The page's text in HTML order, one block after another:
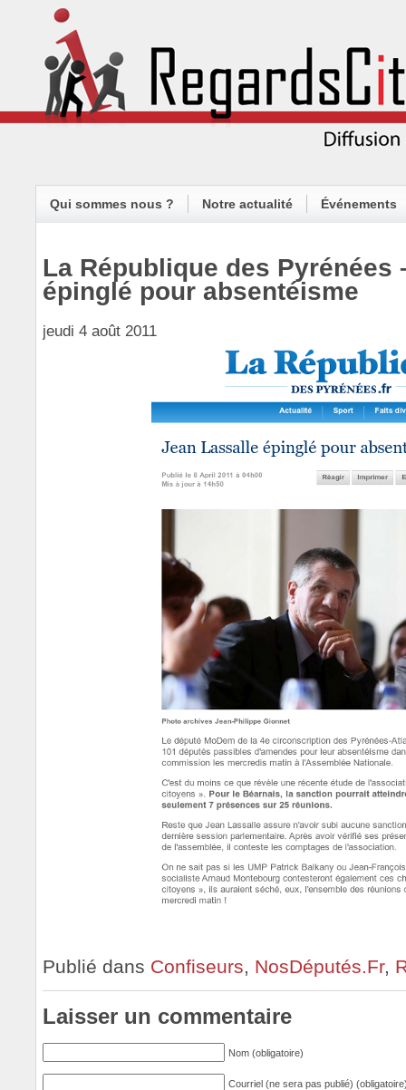
Qui sommes nous ? Notre actualité Événements
La République des Pyrénées
épinglé pour absentéisme
jeudi 4 août 2011
Publié dans Confiseurs, NosDéputés.Fr,
Laisser un commentaire
Nom (obligatoire)
Courriel (ne sera pas publié)